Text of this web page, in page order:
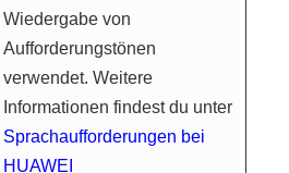
Wiedergabe von
Aufforderungstönen
verwendet. Weitere
Informationen findest du unter
Sprachaufforderungen bei
HUAWEI